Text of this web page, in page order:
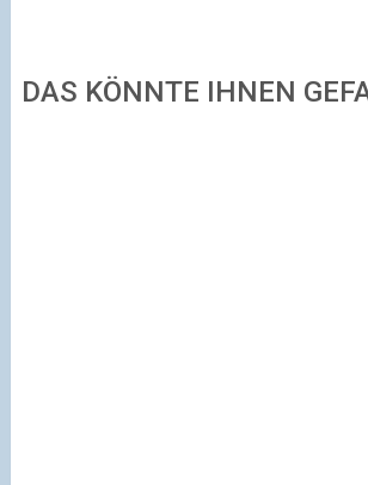
DAS KÖNNTE IHNEN